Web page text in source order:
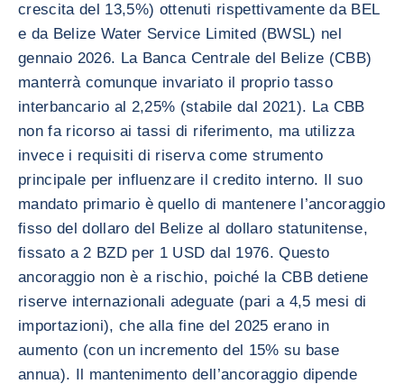
crescita del 13,5%) ottenuti rispettivamente da BEL
e da Belize Water Service Limited (BWSL) nel
gennaio 2026. La Banca Centrale del Belize (CBB)
manterrà comunque invariato il proprio tasso
interbancario al 2,25% (stabile dal 2021). La CBB
non fa ricorso ai tassi di riferimento, ma utilizza
invece i requisiti di riserva come strumento
principale per influenzare il credito interno. Il suo
mandato primario è quello di mantenere l’ancoraggio
fisso del dollaro del Belize al dollaro statunitense,
fissato a 2 BZD per 1 USD dal 1976. Questo
ancoraggio non è a rischio, poiché la CBB detiene
riserve internazionali adeguate (pari a 4,5 mesi di
importazioni), che alla fine del 2025 erano in
aumento (con un incremento del 15% su base
annua). Il mantenimento dell’ancoraggio dipende